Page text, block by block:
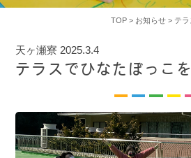
TOP> お知らせ> テラ
天ヶ瀬寮 2025.3.4
テラスでひなたぼっこ